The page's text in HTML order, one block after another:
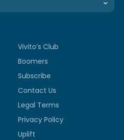
Vivito’s Club
Boomers
Subscribe
Contact Us
Legal Terms
Privacy Policy
Uplift